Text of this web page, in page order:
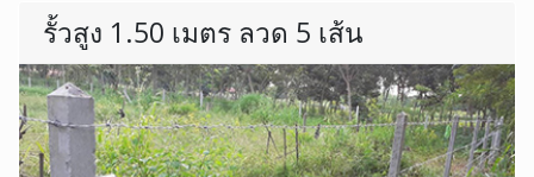
รั้วสูง 1.50 เมตร ลวด 5 เส้น